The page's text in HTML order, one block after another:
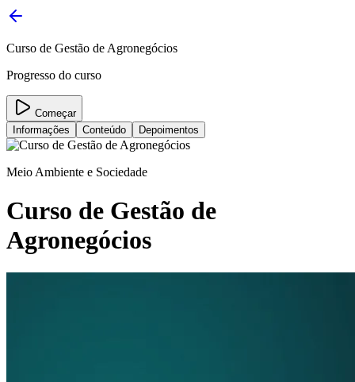
Curso de Gestão de Agronegócios
Progresso do curso
Começar
Informações
Conteúdo Depoimentos
Meio Ambiente e Sociedade
Curso de Gestão de
Agronegócios